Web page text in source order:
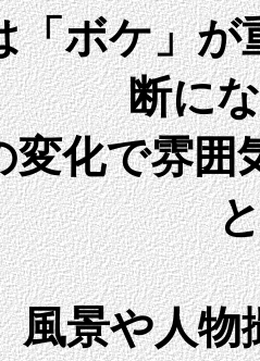
「ボケ」が
断に
変化で雰囲
風景や人物